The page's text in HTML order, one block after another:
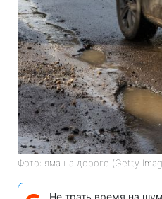
Фото: яма на дороге (Getty